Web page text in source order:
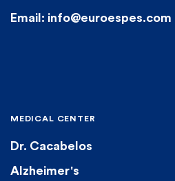
Email: info@euroespes.com
MEDICAL CENTER
Dr. Cacabelos
Alzheimer's